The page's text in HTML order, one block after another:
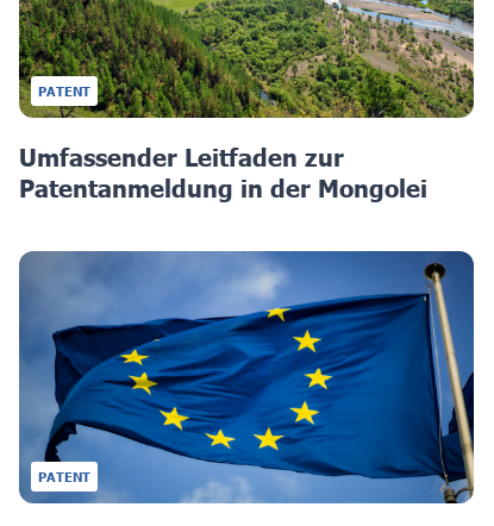
PATENT
Umfassender Leitfaden zur
Patentanmeldung in der Mongolei
PATENT